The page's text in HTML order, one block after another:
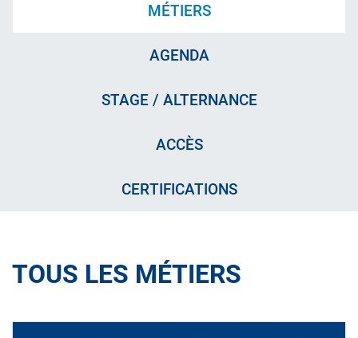
MÉTIERS
AGENDA
STAGE / ALTERNANCE
ACCÈS
CERTIFICATIONS
TOUS LES MÉTIERS